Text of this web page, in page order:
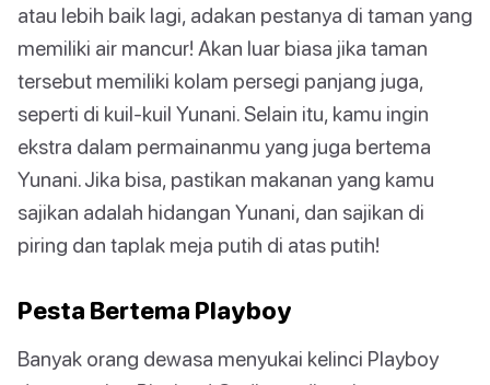
atau lebih baik lagi, adakan pestanya di taman yang
memiliki air mancur! Akan luar biasa jika taman
tersebut memiliki kolam persegi panjang juga,
seperti di kuil-kuil Yunani. Selain itu, kamu ingin
ekstra dalam permainanmu yang juga bertema
Yunani. Jika bisa, pastikan makanan yang kamu
sajikan adalah hidangan Yunani, dan sajikan di
piring dan taplak meja putih di atas putih!
Pesta Bertema Playboy
Banyak orang dewasa menyukai kelinci Playboy